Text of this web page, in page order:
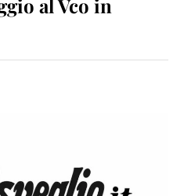
al Vco in